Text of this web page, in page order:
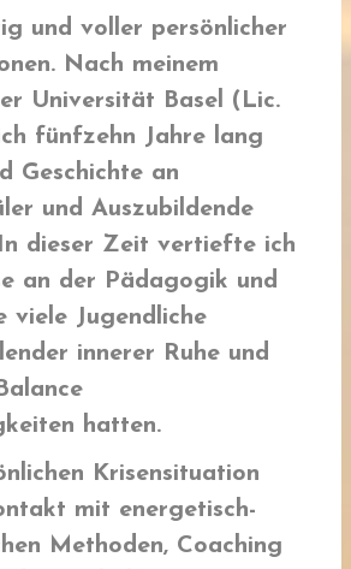
und voller persönlicher
Nach meinem
Universität Basel (Lic.
fünfzehn Jahre lang
Geschichte an
und Auszubildende
dieser Zeit vertiefte ich
an der Pädagogik und
viele Jugendliche
innerer Ruhe und
hatten.
Krisensituation
mit energetisch-
Methoden, Coaching